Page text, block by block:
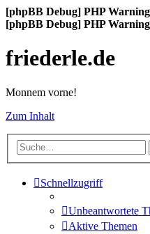
[phpBB Debug] PHP Warning
[phpBB Debug] PHP Warning
friederle.de
Monnem vorne!
Zum Inhalt
Schnellzugriff
Unbeantwortete
Aktive Themen